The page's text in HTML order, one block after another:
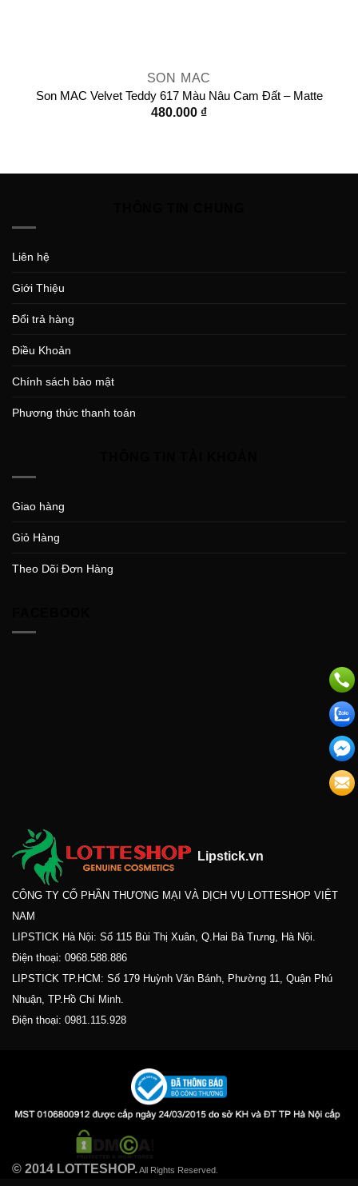
SON MAC
Son MAC Velvet Teddy 617 Màu Nâu Cam Đất – Matte
480.000 ₫
Liên hệ
Giới Thiệu
Đổi trả hàng
Điều Khoản
Chính sách bảo mật
Phương thức thanh toán
Giao hàng
Giỏ Hàng
Theo Dõi Đơn Hàng
Lipstick.vn
CÔNG TY CỔ PHẦN THƯƠNG MẠI VÀ DỊCH VỤ LOTTESHOP VIỆT
NAM
LIPSTICK Hà Nội: Số 115 Bùi Thị Xuân, Q.Hai Bà Trưng, Hà Nội.
Điện thoại: 0968.588.886
LIPSTICK TP.HCM: Số 179 Huỳnh Văn Bánh, Phường 11, Quận Phú
Nhuận, TP.Hồ Chí Minh.
Điện thoại: 0981.115.928
© 2014 LOTTESHOP.All Rights Reserved.